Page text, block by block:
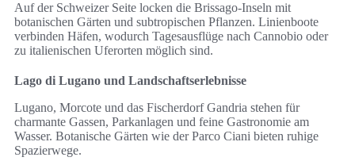
Auf der Schweizer Seite locken die Brissago-Inseln mit
botanischen Gärten und subtropischen Pflanzen. Linienboote
verbinden Häfen, wodurch Tagesausflüge nach Cannobio oder
zu italienischen Uferorten möglich sind.
Lago di Lugano und Landschaftserlebnisse
Lugano, Morcote und das Fischerdorf Gandria stehen für
charmante Gassen, Parkanlagen und feine Gastronomie am
Wasser. Botanische Gärten wie der Parco Ciani bieten ruhige
Spazierwege.